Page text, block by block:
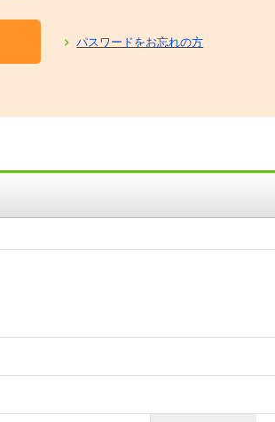
パスワードをお忘れの方